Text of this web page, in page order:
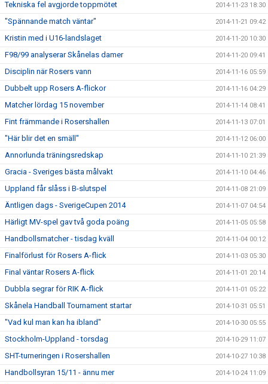
Tekniska fel avgjorde toppmötet 2014-11-23 18:30
"Spännande match väntar" 2014-11-21 09:42
Kristin med i U16-landslaget 2014-11-20 10:30
F98/99 analyserar Skånelas damer 2014-11-20 09:41
Disciplin när Rosers vann 2014-11-16 05:59
Dubbelt upp Rosers A-flickor 2014-11-16 04:29
Matcher lördag 15 november 2014-11-14 08:41
Fint främmande i Rosershallen 2014-11-13 07:01
"Här blir det en smäll" 2014-11-12 06:00
Annorlunda träningsredskap 2014-11-10 21:39
Gracia - Sveriges bästa målvakt 2014-11-10 04:46
Uppland får slåss i B-slutspel 2014-11-08 21:09
Äntligen dags - SverigeCupen 2014 2014-11-07 04:54
Härligt MV-spel gav två goda poäng 2014-11-05 05:58
Handbollsmatcher - tisdag kväll 2014-11-04 00:12
Finalförlust för Rosers A-flick 2014-11-03 05:30
Final väntar Rosers A-flick 2014-11-01 20:14
Dubbla segrar för RIK A-flick 2014-11-01 05:22
Skånela Handball Tournament startar 2014-10-31 05:51
"Vad kul man kan ha ibland" 2014-10-30 05:55
Stockholm-Uppland - torsdag 2014-10-29 11:07
SHT-turneringen i Rosershallen 2014-10-27 10:38
Handbollsyran 15/11 - ännu mer 2014-10-24 11:09